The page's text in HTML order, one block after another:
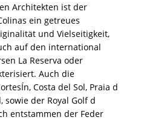
Architekten ist der
ein getreues
und Vielseitigkeit,
auf den international
La Reserva oder
Auch die
Costa del Sol, Praia d
sowie der Royal Golf d
entstammen der Feder